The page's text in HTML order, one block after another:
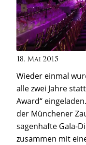
18. Mai 2015
Wieder einmal
alle zwei Jahre
Award“
der Münchener
sagenhafte Gala-
zusammen mit